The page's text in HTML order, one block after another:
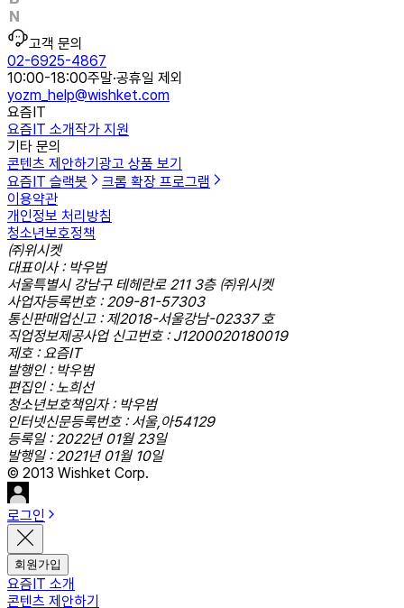
고객 문의
02-6925-4867
10:00-18:00주말·공휴일 제외
yozm_help@wishket.com
요즘IT
요즘IT 소개작가 지원
기타 문의
콘텐츠 제안하기 광고 상품 보기
요즘IT 슬랙봇
크롬 확장 프로그램
이용약관
개인정보 처리방침
청소년보호정책
㈜위시켓
대표이사 : 박우범
서울특별시 강남구 테헤란로 211 3층 ㈜위시켓
사업자등록번호 : 209-81-57303
통신판매업신고 : 제2018-서울강남-02337 호
직업정보제공사업 신고번호 : J1200020180019
제호 : 요즘IT
발행인 : 박우범
편집인 : 노희선
청소년보호책임자 : 박우범
인터넷신문등록번호 : 서울,아54129
등록일 : 2022년 01월 23일
발행일 : 2021년 01월 10일
© 2013 Wishket Corp.
로그인
회원가입
요즘IT 소개
콘텐츠 제안하기